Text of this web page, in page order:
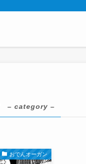
– category –
おでんオーガン